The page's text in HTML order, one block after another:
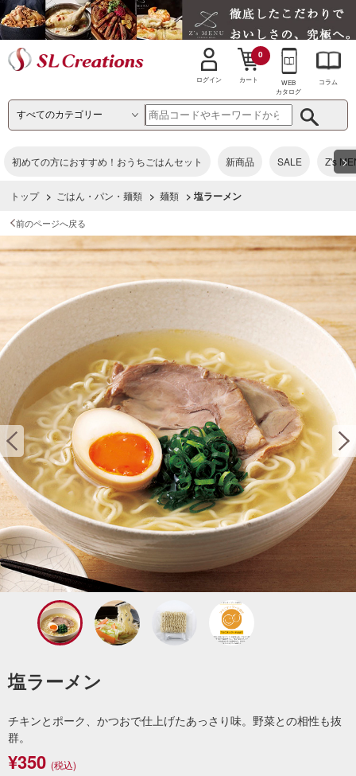
ログイン カート
0
WEB
カタログ
コラム
初めての方におすすめ！おうちごはんセット 新商品 SALE Z's >
トップ > ごはん・パン・麺類 > 麺類 > 塩ラーメン
前のページへ戻る
塩ラーメン
チキンとポーク、かつおで仕上げたあっさり味。野菜との相性も抜
群。
¥350 (税込)